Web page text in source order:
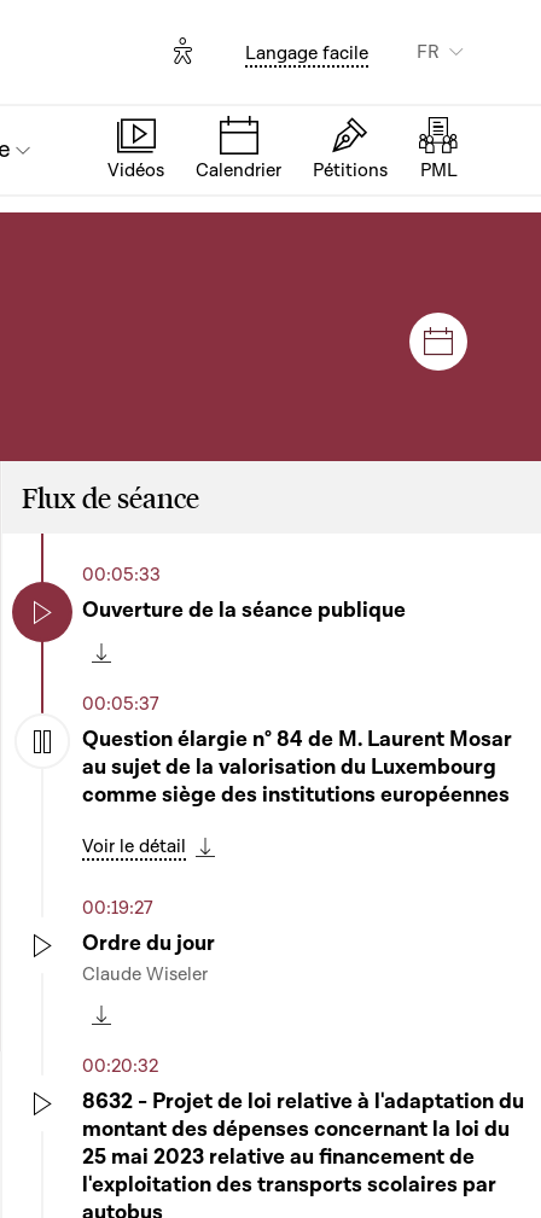
Options d'accessibilité
Langage facile FR
Vidéos Calendrier Pétitions PML
Séances
Flux de séance
00:05:33
Ouverture de la séance publique
00:05:37
Question élargie n° 84 de M. Laurent Mosar
au sujet de la valorisation du Luxembourg
comme siège des institutions européennes
Voir le détail
Play
00:19:27
Ordre du jour
Claude Wiseler
Play
00:20:32
8632 - Projet de loi relative à l'adaptation du
montant des dépenses concernant la loi du
25 mai 2023 relative au financement de
l'exploitation des transports scolaires par
Play